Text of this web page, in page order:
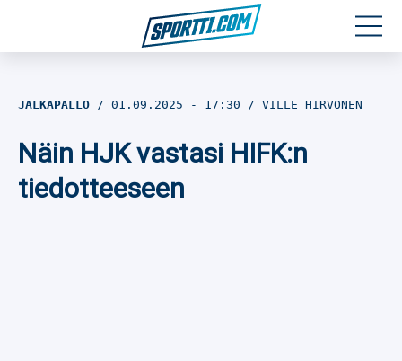
Jalkapallo
JALKAPALLO 01.09.2025 - 17:30 VILLE HIRVONEN
Näin HJK vastasi HIFK:n
tiedotteeseen